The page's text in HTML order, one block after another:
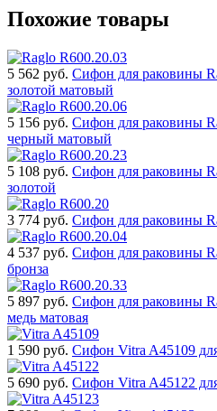
Похожие товары
5 562 руб. Сифон для раковины
золотой матовый
5 156 руб. Сифон для раковины
черный матовый
5 108 руб. Сифон для раковины
золотой
3 774 руб. Сифон для раковины
4 537 руб. Сифон для раковины
бронза
5 897 руб. Сифон для раковины
медь матовая
1 590 руб. Сифон Vitra A45109
5 690 руб. Сифон Vitra A45122